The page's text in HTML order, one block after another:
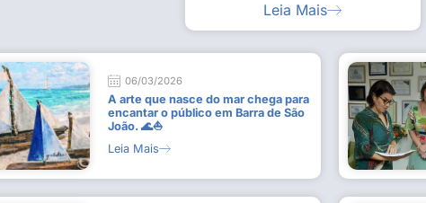
Leia Mais
06/03/2026
A arte que nasce do mar chega para
encantar o público em Barra de São
João. 🌊⛵
Leia Mais